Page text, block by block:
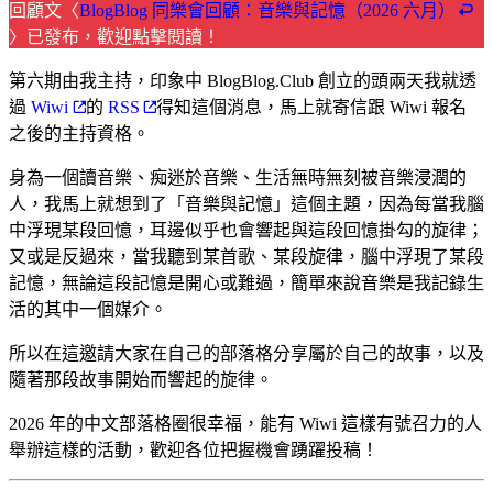
回顧文〈BlogBlog 同樂會回顧：音樂與記憶（2026 六月）
〉已發布，歡迎點擊閱讀！
第六期由我主持，印象中 BlogBlog.Club 創立的頭兩天我就透
過 Wiwi 的 RSS
得知這個消息，馬上就寄信跟 Wiwi 報名
之後的主持資格。
身為一個讀音樂、痴迷於音樂、生活無時無刻被音樂浸潤的
人，我馬上就想到了「音樂與記憶」這個主題，因為每當我腦
中浮現某段回憶，耳邊似乎也會響起與這段回憶掛勾的旋律；
又或是反過來，當我聽到某首歌、某段旋律，腦中浮現了某段
記憶，無論這段記憶是開心或難過，簡單來說音樂是我記錄生
活的其中一個媒介。
所以在這邀請大家在自己的部落格分享屬於自己的故事，以及
隨著那段故事開始而響起的旋律。
2026 年的中文部落格圈很幸福，能有 Wiwi 這樣有號召力的人
舉辦這樣的活動，歡迎各位把握機會踴躍投稿！